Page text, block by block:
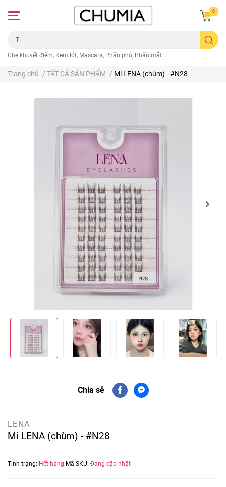
Che khuyết điểm, Kem lót, Mascara, Phấn phủ, Phấn mắt...
0
Trang chủ / TẤT CẢ SẢN PHẨM / Mi LENA (chùm) - #N28
Chia sẻ
LENA
Mi LENA (chùm) - #N28
Tình trạng: Hết hàng Mã SKU: Đang cập nhật